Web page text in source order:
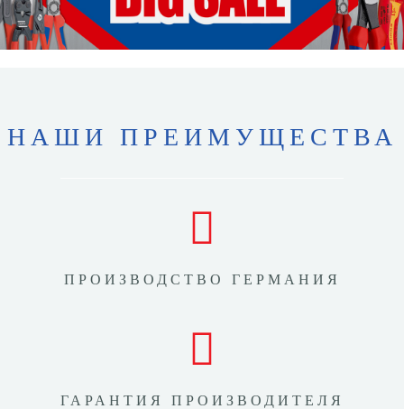
НАШИ ПРЕИМУЩЕСТВА
ПРОИЗВОДСТВО ГЕРМАНИЯ
ГАРАНТИЯ ПРОИЗВОДИТЕЛЯ